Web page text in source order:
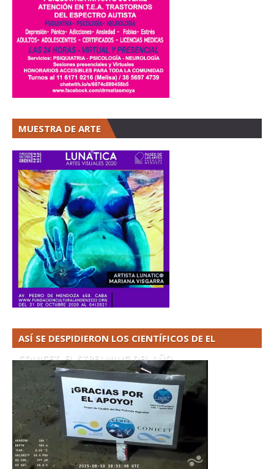
MUESTRA DE ARTE
ASÍ SE DESPIDIERON LOS CIENTÍFICOS DE EL
CONICET. EL STREAMING DEL AÑO